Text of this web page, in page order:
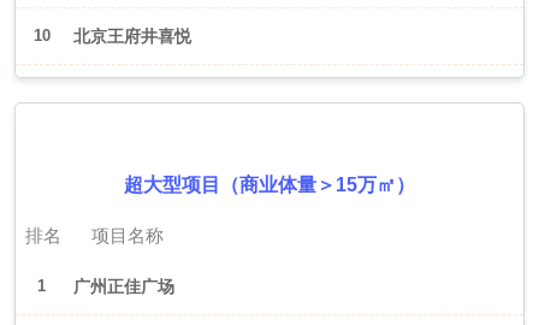
10 北京王府井喜悦
超大型项目（商业体量＞15万㎡）
排名 项目名称
1 广州正佳广场